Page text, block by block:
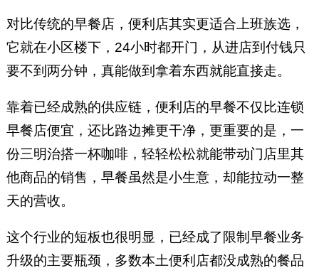
对比传统的早餐店，便利店其实更适合上班族选，
它就在小区楼下，24小时都开门，从进店到付钱只
要不到两分钟，真能做到拿着东西就能直接走。
靠着已经成熟的供应链，便利店的早餐不仅比连锁
早餐店便宜，还比路边摊更干净，更重要的是，一
份三明治搭一杯咖啡，轻轻松松就能带动门店里其
他商品的销售，早餐虽然是小生意，却能拉动一整
天的营收。
这个行业的短板也很明显，已经成了限制早餐业务
升级的主要瓶颈，多数本土便利店都没成熟的餐品